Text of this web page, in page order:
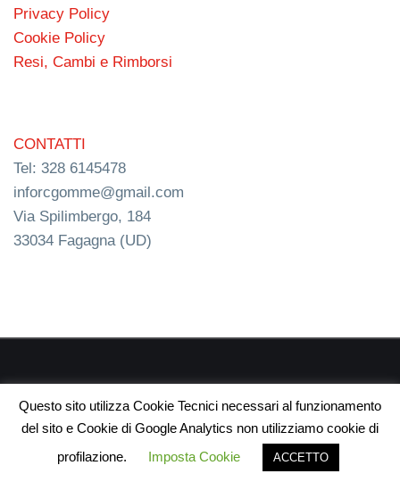
Privacy Policy
Cookie Policy
Resi, Cambi e Rimborsi
CONTATTI
Tel: 328 6145478
inforcgomme@gmail.com
Via Spilimbergo, 184
33034 Fagagna (UD)
webdesign
Questo sito utilizza Cookie Tecnici necessari al funzionamento
del sito e Cookie di Google Analytics non utilizziamo cookie di
profilazione.
Imposta Cookie ACCETTO